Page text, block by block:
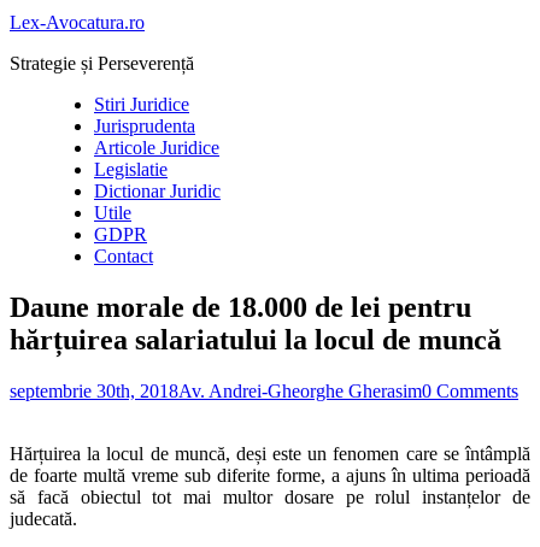
Lex-Avocatura.ro
Strategie și Perseverență
Stiri Juridice
Jurisprudenta
Articole Juridice
Legislatie
Dictionar Juridic
Utile
GDPR
Contact
Daune morale de 18.000 de lei pentru
hărțuirea salariatului la locul de muncă
septembrie 30th, 2018Av. Andrei-Gheorghe Gherasim0 Comments
Hărțuirea la locul de muncă, deși este un fenomen care se întâmplă
de foarte multă vreme sub diferite forme, a ajuns în ultima perioadă
să facă obiectul tot mai multor dosare pe rolul instanțelor de
judecată.